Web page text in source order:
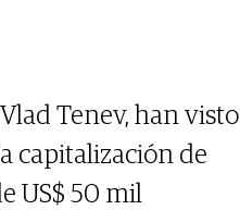
Tenev, han visto
capitalización de
US$ 50 mil